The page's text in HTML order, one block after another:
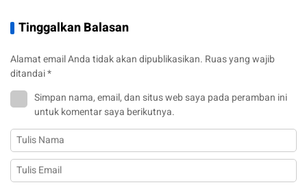
Tinggalkan Balasan
Alamat email Anda tidak akan dipublikasikan. Ruas yang wajib
ditandai*
Simpan nama, email, dan situs web saya pada peramban ini
untuk komentar saya berikutnya.